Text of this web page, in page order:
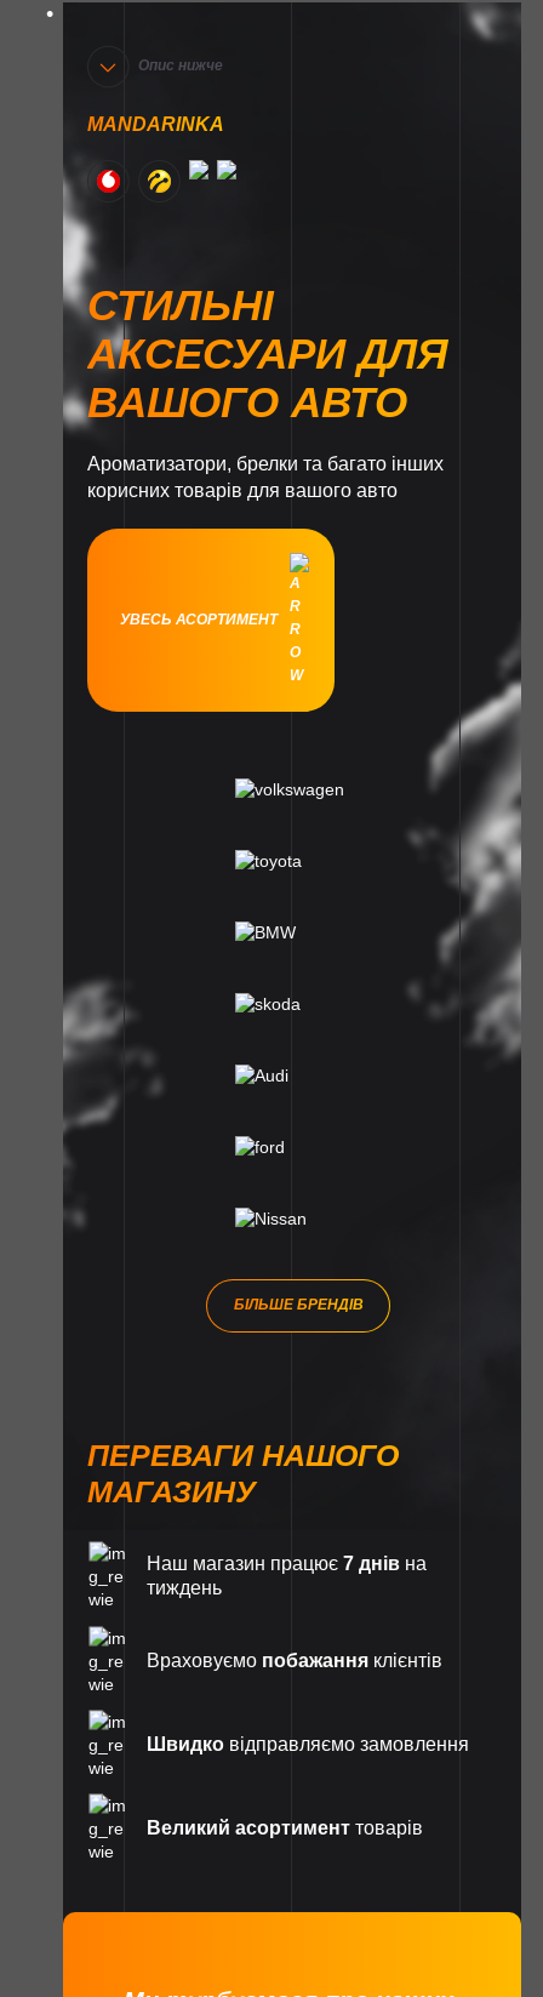
Опис нижче
MANDARINKA
СТИЛЬНІ
АКСЕСУАРИ ДЛЯ
ВАШОГО АВТО
Ароматизатори, брелки та багато інших
корисних товарів для вашого авто
УВЕСЬ АСОРТИМЕНТ
БІЛЬШЕ БРЕНДІВ
ПЕРЕВАГИ НАШОГО
МАГАЗИНУ
Наш магазин працює 7 днів на
тиждень
Враховуємо побажання клієнтів
Швидко відправляємо замовлення
Великий асортимент товарів